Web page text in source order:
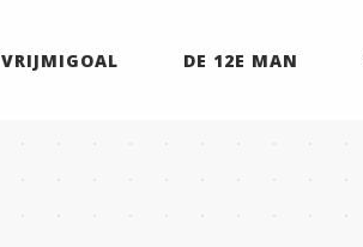
VRIJMIGOAL DE 12E MAN